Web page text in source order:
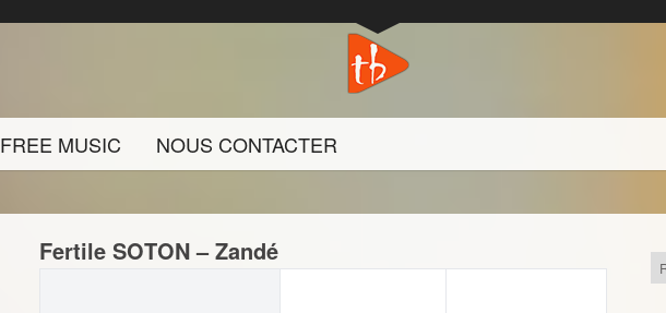
FREE MUSIC NOUS CONTACTER
Fertile SOTON – Zandé